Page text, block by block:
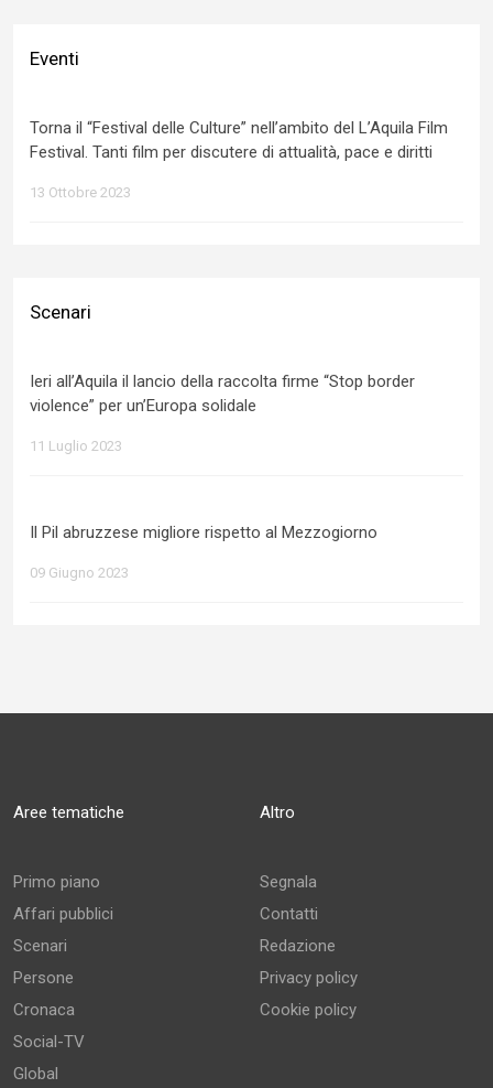
Eventi
Torna il “Festival delle Culture” nell’ambito del L’Aquila Film
Festival. Tanti film per discutere di attualità, pace e diritti
13 Ottobre 2023
Scenari
Ieri all’Aquila il lancio della raccolta firme “Stop border
violence” per un’Europa solidale
11 Luglio 2023
Il Pil abruzzese migliore rispetto al Mezzogiorno
09 Giugno 2023
Aree tematiche
Primo piano
Affari pubblici
Scenari
Persone
Cronaca
Social-TV
Global
Altro
Segnala
Contatti
Redazione
Privacy policy
Cookie policy